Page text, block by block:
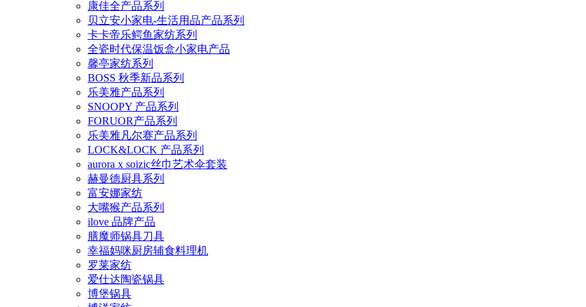
康佳全产品系列
贝立安小家电-生活用品产品系列
卡卡帝乐鳄鱼家纺系列
全瓷时代保温饭盒小家电产品
馨亭家纺系列
BOSS 秋季新品系列
乐美雅产品系列
SNOOPY 产品系列
FORUOR产品系列
乐美雅凡尔赛产品系列
LOCK&LOCK 产品系列
aurora x soizic丝巾艺术伞套装
赫曼德厨具系列
富安娜家纺
大嘴猴产品系列
ilove 品牌产品
膳魔师锅具刀具
幸福妈咪厨房辅食料理机
罗莱家纺
爱仕达陶瓷锅具
博堡锅具